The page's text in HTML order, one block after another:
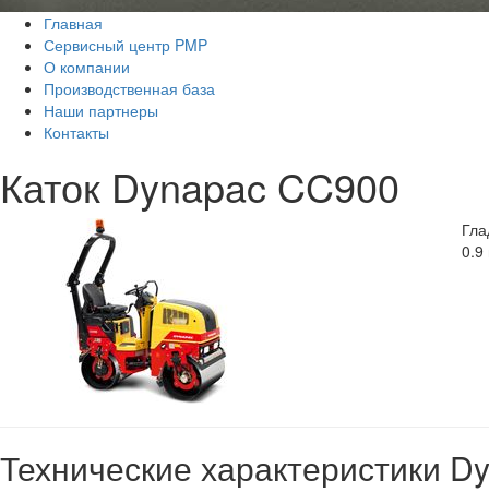
Главная
Сервисный центр PMP
О компании
Производственная база
Наши партнеры
Контакты
Каток Dynapac CC900
0.9
Технические характеристики